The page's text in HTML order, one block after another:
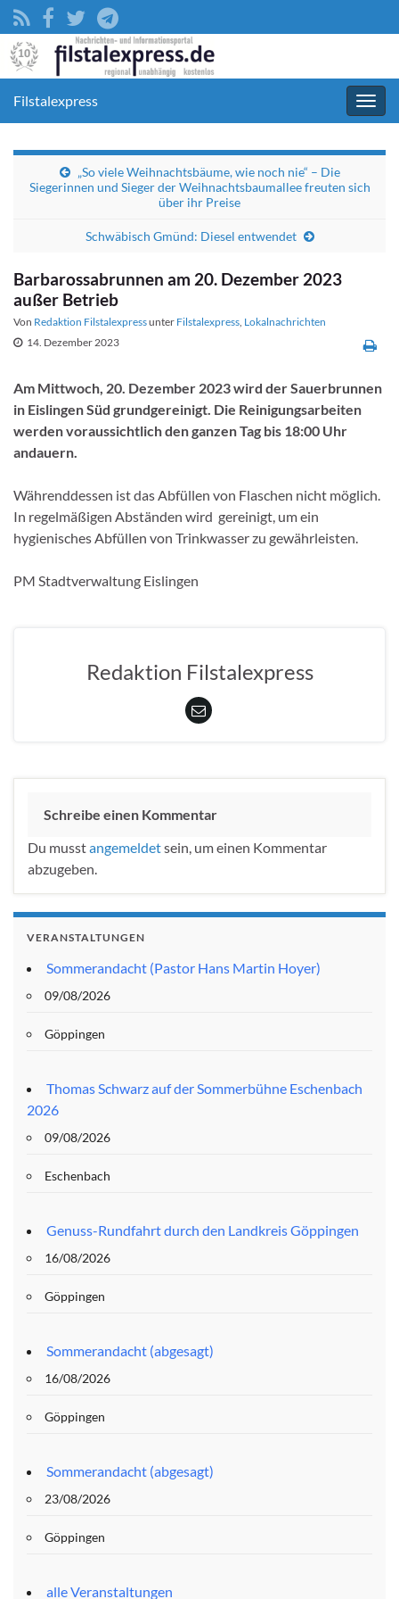
Filstalexpress
„So viele Weihnachtsbäume, wie noch nie“ – Die
Siegerinnen und Sieger der Weihnachtsbaumallee freuten sich
über ihr Preise
Schwäbisch Gmünd: Diesel entwendet
Barbarossabrunnen am 20. Dezember 2023
außer Betrieb
Von Redaktion Filstalexpressunter Filstalexpress, Lokalnachrichten
14. Dezember 2023
Am Mittwoch, 20. Dezember 2023 wird der Sauerbrunnen
in Eislingen Süd grundgereinigt. Die Reinigungsarbeiten
werden voraussichtlich den ganzen Tag bis 18:00 Uhr
andauern.
Währenddessen ist das Abfüllen von Flaschen nicht möglich.
In regelmäßigen Abständen wird gereinigt, um ein
hygienisches Abfüllen von Trinkwasser zu gewährleisten.
PM Stadtverwaltung Eislingen
Redaktion Filstalexpress
Schreibe einen Kommentar
Du musstangemeldetsein, um einen Kommentar
abzugeben.
VERANSTALTUNGEN
Sommerandacht (Pastor Hans Martin Hoyer)
09/08/2026
Göppingen
Thomas Schwarz auf der Sommerbühne Eschenbach
2026
09/08/2026
Eschenbach
Genuss-Rundfahrt durch den Landkreis Göppingen
16/08/2026
Göppingen
Sommerandacht (abgesagt)
16/08/2026
Göppingen
Sommerandacht (abgesagt)
23/08/2026
Göppingen
alle Veranstaltungen